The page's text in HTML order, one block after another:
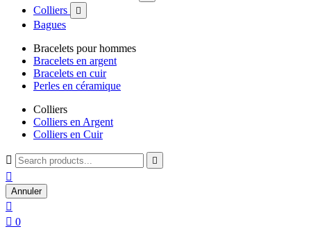
Colliers 
Bagues
Bracelets pour hommes
Bracelets en argent
Bracelets en cuir
Perles en céramique
Colliers
Colliers en Argent
Colliers en Cuir
 

Annuler

 0